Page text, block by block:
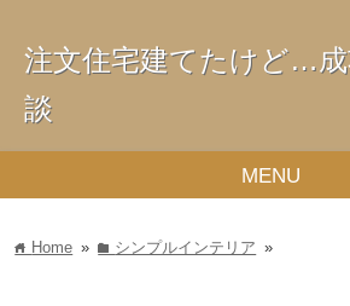
注文住宅建てたけど…
談
MENU
home Home » folder シンプルインテリア »